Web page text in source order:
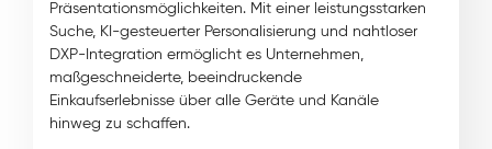
Präsentationsmöglichkeiten. Mit einer leistungsstarken
Suche, KI-gesteuerter Personalisierung und nahtloser
DXP-Integration ermöglicht es Unternehmen,
maßgeschneiderte, beeindruckende
Einkaufserlebnisse über alle Geräte und Kanäle
hinweg zu schaffen.